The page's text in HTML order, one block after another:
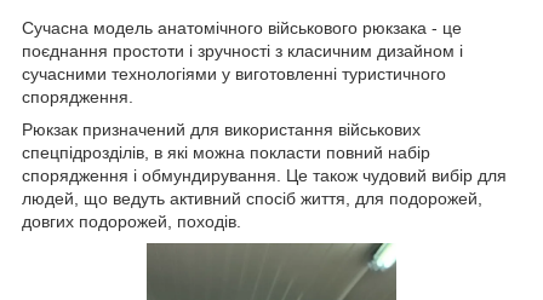
Сучасна модель анатомічного військового рюкзака - це
поєднання простоти і зручності з класичним дизайном і
сучасними технологіями у виготовленні туристичного
спорядження.
Рюкзак призначений для використання військових
спецпідрозділів, в які можна покласти повний набір
спорядження і обмундирування. Це також чудовий вибір для
людей, що ведуть активний спосіб життя, для подорожей,
довгих подорожей, походів.